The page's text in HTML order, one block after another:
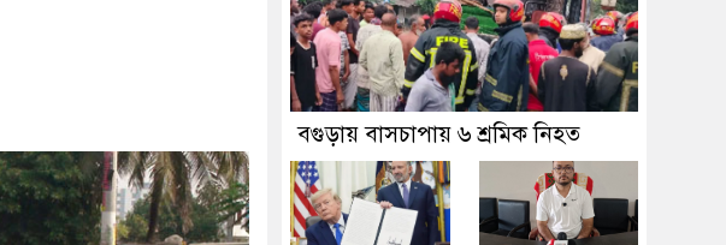
বগুড়ায় বাসচাপায় ৬ শ্রমিক নিহত